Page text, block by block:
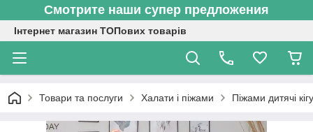
Смотрите наши супер предложения
Інтернет магазин ТОПових товарів
Товари та послуги Халати і піжами Піжами дитячі